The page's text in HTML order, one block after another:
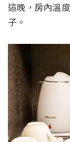
這晚，房內溫
子。